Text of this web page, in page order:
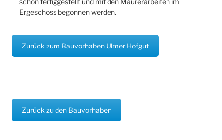
Ergeschoss begonnen werden.
Zurück zum Bauvorhaben Ulmer Hofgut
Zurück zu den Bauvorhaben